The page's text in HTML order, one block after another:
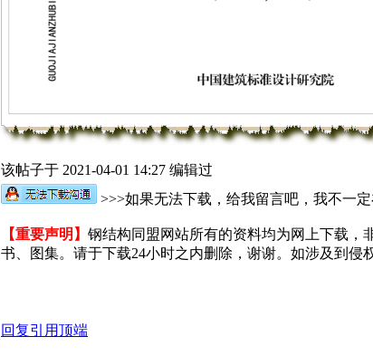
该帖子于 2021-04-01 14:27 编辑过
>>>如果无法下载，给我留言吧，我不一
【重要声明】 钢结构同盟网站所有的资料均为网上下载，
书、图集。请于下载24小时之内删除，谢谢。如涉及到侵
回复引用顶端